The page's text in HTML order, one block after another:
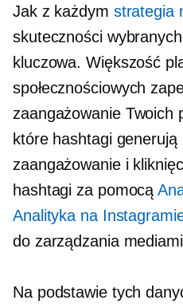
Jak z każdym strategia
skuteczności
kluczowa. Większość
społecznościowych
zaangażowanie Twoich
które hashtagi generują
zaangażowanie i
hashtagi za pomocą
Analityka na
do zarządzania
Na podstawie tych